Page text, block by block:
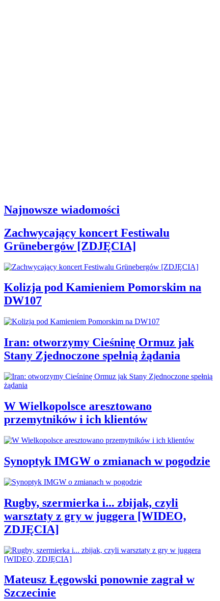
Najnowsze wiadomości
Zachwycający koncert Festiwalu
Grünebergów [ZDJĘCIA]
Kolizja pod Kamieniem Pomorskim na
DW107
Iran: otworzymy Cieśninę Ormuz jak
Stany Zjednoczone spełnią żądania
W Wielkopolsce aresztowano
przemytników i ich klientów
Synoptyk IMGW o zmianach w pogodzie
Rugby, szermierka i... zbijak, czyli
warsztaty z gry w juggera [WIDEO,
ZDJĘCIA]
Mateusz Łęgowski ponownie zagrał w
Szczecinie